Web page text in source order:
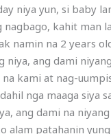
niya yun, si baby
nagbago, kahit man
namin na 2 years
niya, ang dami
kami at nag-
nga maaga siya
ang dami na
alam patahanin